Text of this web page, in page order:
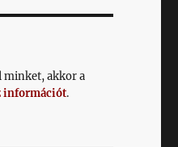
minket, akkor a
információt.